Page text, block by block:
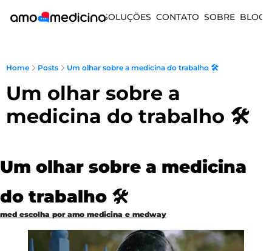
SOLUÇÕES CONTATO SOBRE BLOG
Home Posts Um olhar sobre a medicina do trabalho 🛠️
Um olhar sobre a
medicina do trabalho 🛠️
Um olhar sobre a medicina
do trabalho 🛠️
med escolha por amo medicina e medway